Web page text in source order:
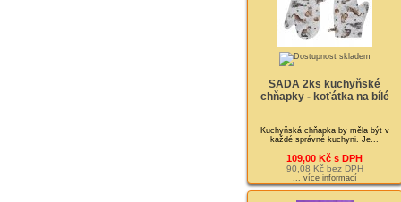
SADA 2ks kuchyňské
chňapky - koťátka na bílé
Kuchyňská chňapka by měla být v
každé správné kuchyni. Je...
109,00 Kč s DPH
90,08 Kč bez DPH
... více informací